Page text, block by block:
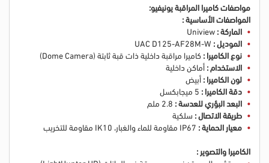
مواصفات كاميرا المراقبة يونيفيو:
المواصفات الأساسية :
الماركة :Uniview
الموديل : UAC D125-AF28M-W
نوع الكاميرا :كاميرا مراقبة داخلية ذات قبة ثابتة (Dome Camera)
الاستخدام :أماكن داخلية
لون الكاميرا :أبيض
دقة الكاميرا :
البعد البؤري للعدسة :
طريقة الاتصال : سلكية
معيار الحماية :
الكاميرا والتصوير :